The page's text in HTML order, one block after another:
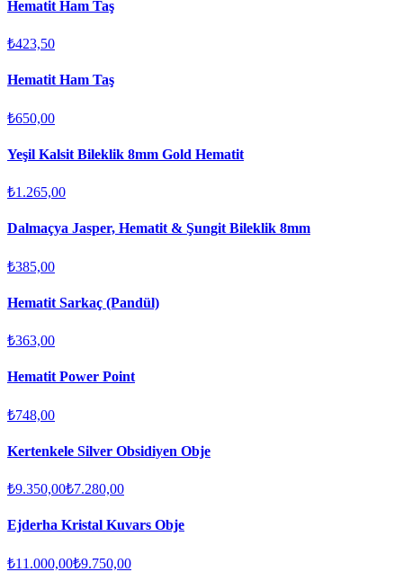
Hematit Ham Taş
₺423,50
Hematit Ham Taş
₺650,00
Yeşil Kalsit Bileklik 8mm Gold Hematit
₺1.265,00
Dalmaçya Jasper, Hematit & Şungit Bileklik 8mm
₺385,00
Hematit Sarkaç (Pandül)
₺363,00
Hematit Power Point
₺748,00
Kertenkele Silver Obsidiyen Obje
₺9.350,00₺7.280,00
Ejderha Kristal Kuvars Obje
₺11.000,00₺9.750,00